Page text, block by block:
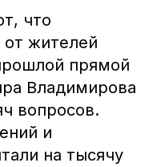
что
от жителей
прямой
Владимирова
вопросов.
и
на тысячу